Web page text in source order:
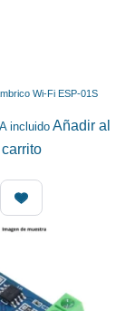
Wi-Fi ESP-01S
incluido Añadir al
carrito